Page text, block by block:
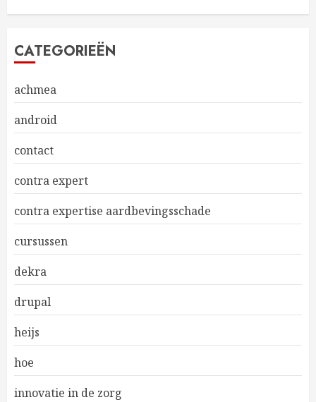
CATEGORIEËN
achmea
android
contact
contra expert
contra expertise aardbevingsschade
cursussen
dekra
drupal
heijs
hoe
innovatie in de zorg